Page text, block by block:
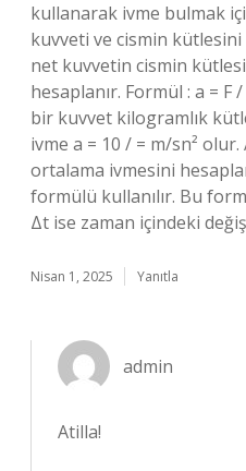
kullanarak ivme bulmak
kuvveti ve cismin
net kuvvetin cismin
hesaplanır. Formül : a =
bir kuvvet kilogramlık
ivme a = 10 / = m/sn² olur.
ortalama ivmesini
formülü kullanılır. Bu
Δt ise zaman içindeki
Nisan 1, 2025 Yanıtla
admin
Atilla!